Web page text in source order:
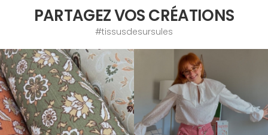
PARTAGEZ VOS CRÉATIONS
#tissusdesursules